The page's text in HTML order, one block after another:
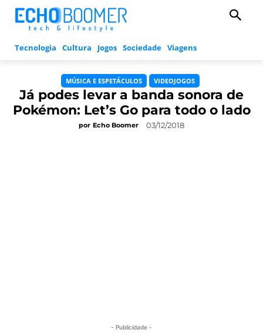
Tecnologia Cultura Jogos Sociedade Viagens
MÚSICA E ESPETÁCULOS VIDEOJOGOS
Já podes levar a banda sonora de
Pokémon: Let’s Go para todo o lado
por Echo Boomer 03/12/2018
- Publicidade -